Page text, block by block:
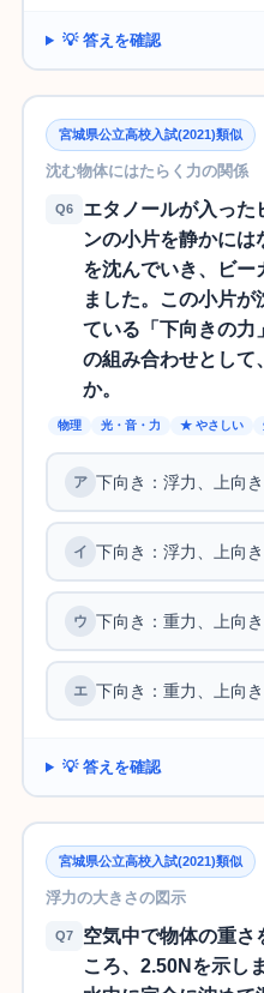
💡 答えを確認
宮城県公立高校入試(2021)類似
沈む物体にはたらく力の関係
Q6
エタノールが入った
ンの小片を静かには
を沈んでいき、ビー
ました。この小片
ている「下向きの力
の組み合わせとして
か。
物理 光・音・力 ★ やさしい
下向き：浮力、上向
下向き：浮力、上向
下向き：重力、上向
下向き：重力、上向
💡 答えを確認
宮城県公立高校入試(2021)類似
浮力の大きさの図示
Q7
空気中で物体の重さ
ころ、2.50Nを示し